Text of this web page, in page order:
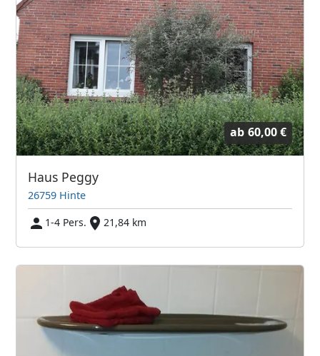
ab 60,00 €
Haus Peggy
26759 Hinte
1-4 Pers.
21,84 km